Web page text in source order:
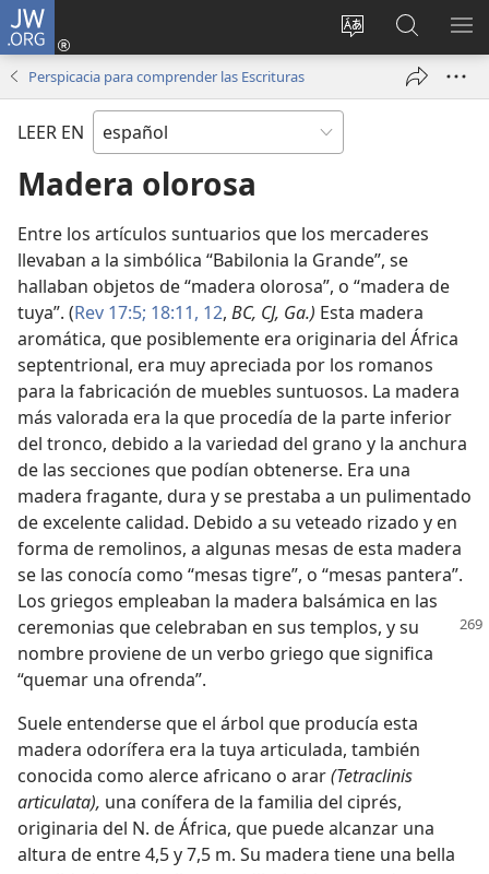
JW.ORG
Cambiar
del sitio
Iniciar
sesión
nueva
en
jw.org
Perspicacia para comprender las Escrituras
LEER EN
Madera olorosa
Entre los artículos suntuarios que los mercaderes
llevaban a la simbólica “Babilonia la Grande”, se
hallaban objetos de “madera olorosa”, o “madera de
tuya”. (Rev 17:5; 18:11, 12, BC, CJ, Ga.) Esta madera
aromática, que posiblemente era originaria del África
septentrional, era muy apreciada por los romanos
para la fabricación de muebles suntuosos. La madera
más valorada era la que procedía de la parte inferior
del tronco, debido a la variedad del grano y la anchura
de las secciones que podían obtenerse. Era una
madera fragante, dura y se prestaba a un pulimentado
de excelente calidad. Debido a su veteado rizado y en
forma de remolinos, a algunas mesas de esta madera
se las conocía como “mesas tigre”, o “mesas pantera”.
Los griegos empleaban la madera balsámica en las
ceremonias que celebraban en sus templos, y su
nombre proviene de un verbo griego que significa
“quemar una ofrenda”.
Suele entenderse que el árbol que producía esta
madera odorífera era la tuya articulada, también
conocida como alerce africano o arar(Tetraclinis
articulata), una conífera de la familia del ciprés,
originaria del N. de África, que puede alcanzar una
altura de entre 4,5 y 7,5 m. Su madera tiene una bella